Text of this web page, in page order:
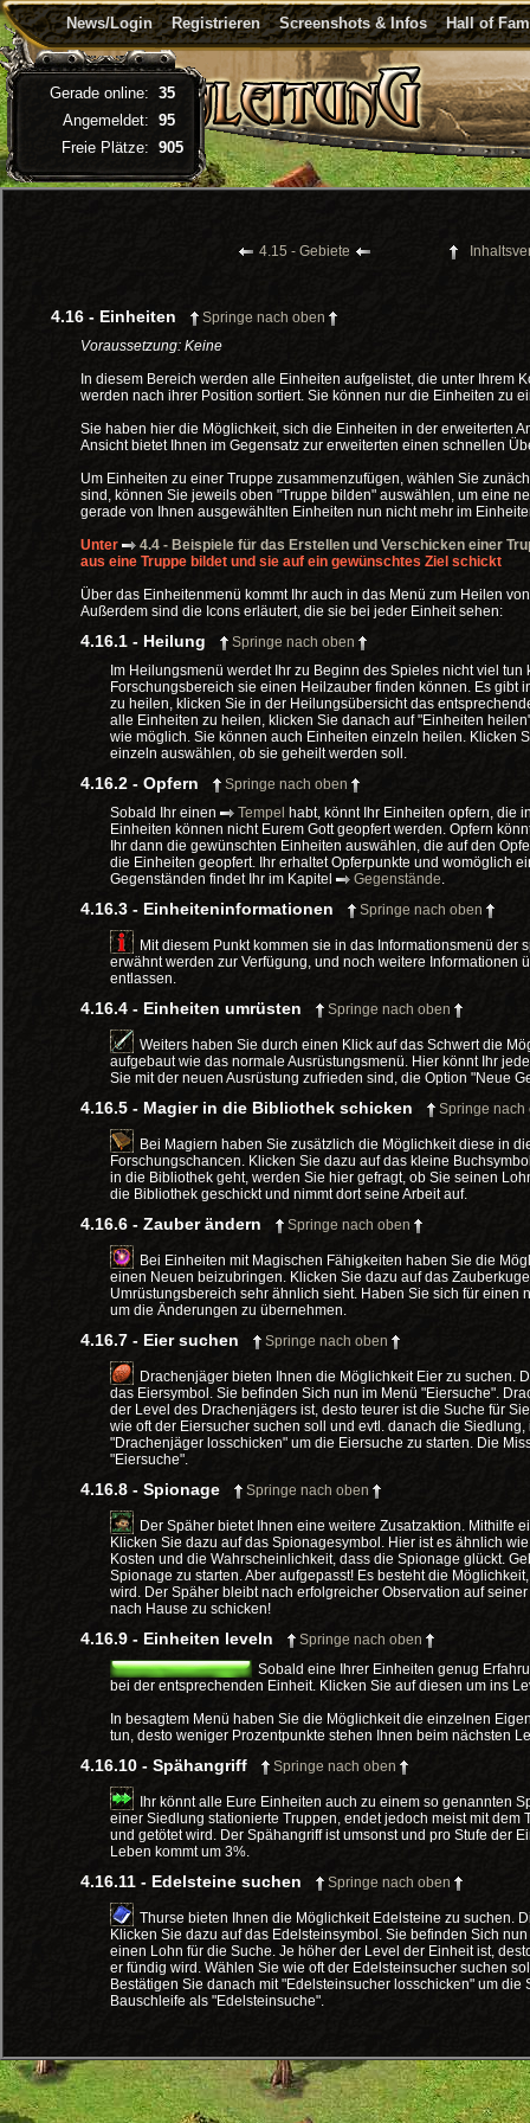
News/Login Registrieren Screenshots & Infos Hall of
4.15 - Gebiete
4.16 - Einheiten
Springe nach oben
Voraussetzung: Keine
In diesem Bereich werden alle Einheiten aufgelistet, die unter Ihrem
werden nach ihrer Position sortiert. Sie können nur die Einheiten zu
Sie haben hier die Möglichkeit, sich die Einheiten in der erweiterten
Ansicht bietet Ihnen im Gegensatz zur erweiterten einen schnellen
Um Einheiten zu einer Truppe zusammenzufügen, wählen Sie
sind, können Sie jeweils oben "Truppe bilden" auswählen, um eine
gerade von Ihnen ausgewählten Einheiten nun nicht mehr im
Unter
4.4 - Beispiele für das Erstellen und Verschicken einer
aus eine Truppe bildet und sie auf ein gewünschtes Ziel schickt
Über das Einheitenmenü kommt Ihr auch in das Menü zum Heilen
Außerdem sind die Icons erläutert, die sie bei jeder Einheit sehen:
4.16.1 - Heilung
Springe nach oben
Im Heilungsmenü werdet Ihr zu Beginn des Spieles nicht viel
Forschungsbereich sie einen Heilzauber finden können. Es gibt
zu heilen, klicken Sie in der Heilungsübersicht das
alle Einheiten zu heilen, klicken Sie danach auf "Einheiten
wie möglich. Sie können auch Einheiten einzeln heilen. Klicken
einzeln auswählen, ob sie geheilt werden soll.
4.16.2 - Opfern
Springe nach oben
Sobald Ihr einen
Tempel
habt, könnt Ihr Einheiten opfern, die
Einheiten können nicht Eurem Gott geopfert werden. Opfern
Ihr dann die gewünschten Einheiten auswählen, die auf den
die Einheiten geopfert. Ihr erhaltet Opferpunkte und womöglich
Gegenständen findet Ihr im Kapitel
Gegenstände.
4.16.3 - Einheiteninformationen Springe nach oben
Mit diesem Punkt kommen sie in das Informationsmenü
erwähnt werden zur Verfügung, und noch weitere
entlassen.
4.16.4 - Einheiten umrüsten Springe nach oben
Weiters haben Sie durch einen Klick auf das Schwert die
aufgebaut wie das normale Ausrüstungsmenü. Hier könnt Ihr
Sie mit der neuen Ausrüstung zufrieden sind, die Option "Neue
4.16.5 - Magier in die Bibliothek schicken Springe
Bei Magiern haben Sie zusätzlich die Möglichkeit diese in
Forschungschancen. Klicken Sie dazu auf das kleine
in die Bibliothek geht, werden Sie hier gefragt, ob Sie seinen
die Bibliothek geschickt und nimmt dort seine Arbeit auf.
4.16.6 - Zauber ändern Springe nach oben
Bei Einheiten mit Magischen Fähigkeiten haben Sie die
einen Neuen beizubringen. Klicken Sie dazu auf das
Umrüstungsbereich sehr ähnlich sieht. Haben Sie sich für
um die Änderungen zu übernehmen.
4.16.7 - Eier suchen Springe nach oben
Drachenjäger bieten Ihnen die Möglichkeit Eier zu suchen.
das Eiersymbol. Sie befinden Sich nun im Menü "Eiersuche".
der Level des Drachenjägers ist, desto teurer ist die Suche für
wie oft der Eiersucher suchen soll und evtl. danach die
"Drachenjäger losschicken" um die Eiersuche zu starten. Die
"Eiersuche".
4.16.8 - Spionage Springe nach oben
Der Späher bietet Ihnen eine weitere Zusatzaktion. Mithilfe
Klicken Sie dazu auf das Spionagesymbol. Hier ist es ähnlich
Kosten und die Wahrscheinlichkeit, dass die Spionage glückt.
Spionage zu starten. Aber aufgepasst! Es besteht die
wird. Der Späher bleibt nach erfolgreicher Observation auf
nach Hause zu schicken!
4.16.9 - Einheiten leveln
Springe nach oben
Sobald eine Ihrer Einheiten genug
bei der entsprechenden Einheit. Klicken Sie auf diesen um ins
In besagtem Menü haben Sie die Möglichkeit die einzelnen
tun, desto weniger Prozentpunkte stehen Ihnen beim nächsten
4.16.10 - Spähangriff Springe nach oben
Ihr könnt alle Eure Einheiten auch zu einem so genannten
einer Siedlung stationierte Truppen, endet jedoch meist mit
und getötet wird. Der Spähangriff ist umsonst und pro Stufe der
Leben kommt um 3%.
4.16.11 - Edelsteine suchen Springe nach oben
Thurse bieten Ihnen die Möglichkeit Edelsteine zu suchen.
Klicken Sie dazu auf das Edelsteinsymbol. Sie befinden Sich
einen Lohn für die Suche. Je höher der Level der Einheit ist,
er fündig wird. Wählen Sie wie oft der Edelsteinsucher suchen
Bestätigen Sie danach mit "Edelsteinsucher losschicken" um
Bauschleife als "Edelsteinsuche".
Gerade online: 35
Angemeldet: 95
Freie Plätze: 905